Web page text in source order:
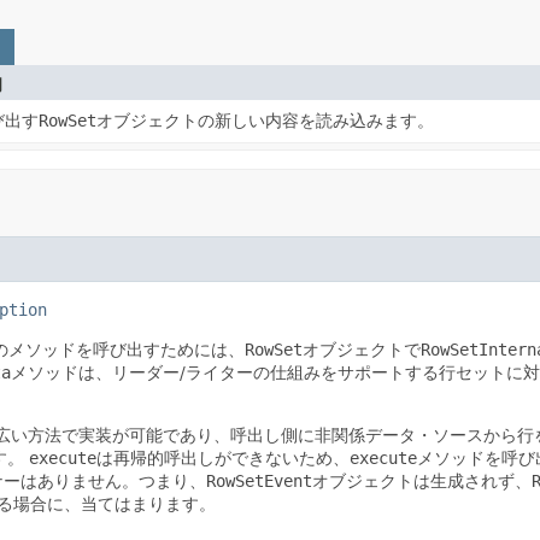
出すRowSetオブジェクトの新しい内容を読み込みます。
メソッドを呼び出すためには、 RowSetオブジェクトで
メソッドは、リーダー/ライターの仕組みをサポートする行セットに
い方法で実装が可能であり、呼出し側に非関係データ・ソースから
executeは再帰的呼出しができないため、 execute メソッドを呼
はありません。つまり、 RowSetEventオブジェクトは生成されず、
合に、当てはまります。